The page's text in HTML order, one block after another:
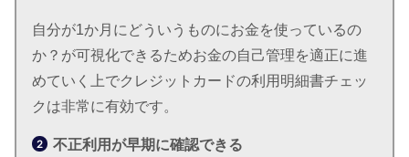
自分が1か月にどういうものにお金を使っているの
か？が可視化できるためお金の自己管理を適正に進
めていく上でクレジットカードの利用明細書チェッ
クは非常に有効です。
不正利用が早期に確認できる